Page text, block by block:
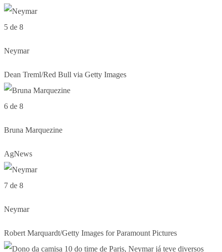
5 de 8
Neymar
Dean Treml/Red Bull via Getty Images
6 de 8
Bruna Marquezine
AgNews
7 de 8
Neymar
Robert Marquardt/Getty Images for Paramount Pictures